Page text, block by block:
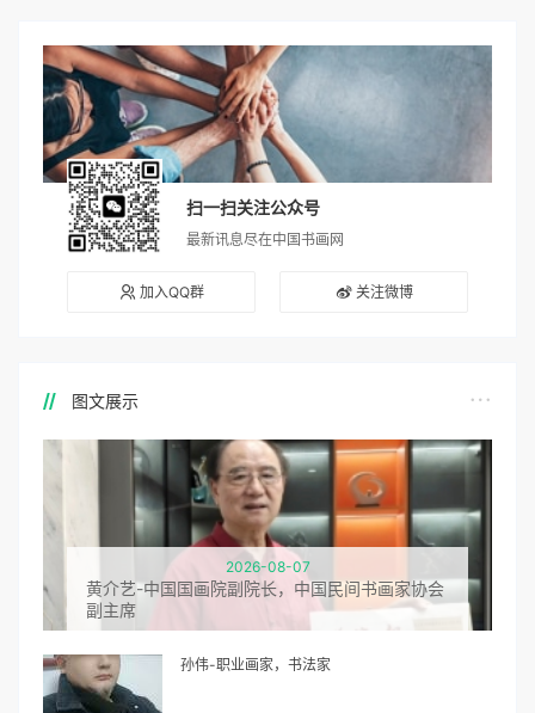
扫一扫关注公众号
最新讯息尽在中国书画网
加入QQ群 关注微博
图文展示
2026-08-07
黄介艺-中国国画院副院长，中国民间书画家协会
副主席
孙伟-职业画家，书法家